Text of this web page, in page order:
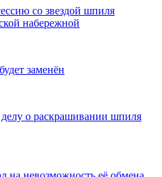
со звездой шпиля
набережной
заменён
о раскрашивании шпиля